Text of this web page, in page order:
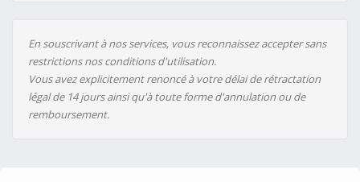
En souscrivant à nos services, vous reconnaissez accepter sans
restrictions nos conditions d'utilisation.
Vous avez explicitement renoncé à votre délai de rétractation
légal de 14 jours ainsi qu'à toute forme d'annulation ou de
remboursement.